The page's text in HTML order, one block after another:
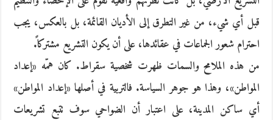
قبل أي شيء، من غير التطرق إلى الأديان القائمة، بل بالعكس، يجب
احترام شعور الجماعات في عقائدها، على أن يكون التشريع مشتركاً.
من هذه الملامح والسمات ظهرت شخصية سقراط. كان همّه «إعداد
المواطن»، وهذا هو جوهر السياسة. فالتربية في أصلها «إعداد المواطن»
أي ساكن المدينة، على اعتبار أن الضواحي سوف تتبع تشريعات